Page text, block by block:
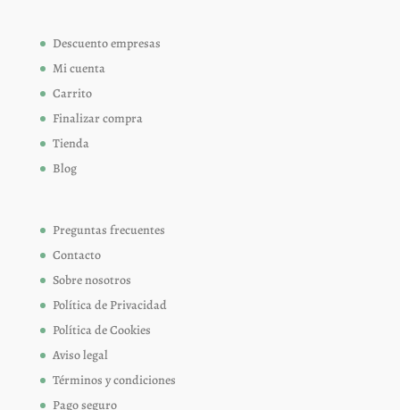
Descuento empresas
Mi cuenta
Carrito
Finalizar compra
Tienda
Blog
Preguntas frecuentes
Contacto
Sobre nosotros
Política de Privacidad
Política de Cookies
Aviso legal
Términos y condiciones
Pago seguro